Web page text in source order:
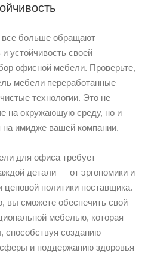
все больше обращают
устойчивость своей
офисной мебели. Проверьте,
мебели переработанные
технологии. Это не
на окружающую среду, но и
на имидже вашей компании.
для офиса требует
детали — от эргономики и
ценовой политики поставщика.
вы сможете обеспечить свой
мебелью, которая
способствуя созданию
и поддержанию здоровья